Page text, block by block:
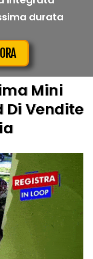
durata
Mini
Di Vendite